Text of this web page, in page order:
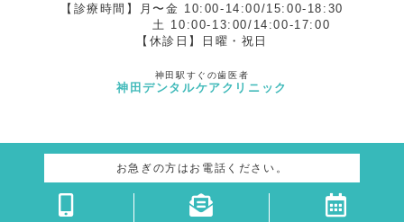
【診療時間】月〜金 10:00-14:00/15:00-18:30
土 10:00-13:00/14:00-17:00
【休診日】日曜・祝日
神田駅すぐの歯医者
神田デンタルケアクリニック
お急ぎの方はお電話ください。